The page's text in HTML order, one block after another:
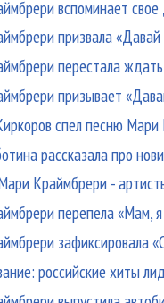
вспоминает
призвала
перестала
призывает
спел песню
рассказала про
Краймбрери -
перепела «Мам,
зафиксировала
российские хиты